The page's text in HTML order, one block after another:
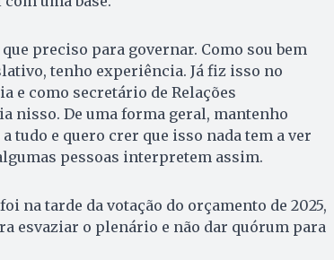
preciso para governar. Como sou bem
tenho experiência. Já fiz isso no
e como secretário de Relações
nisso. De uma forma geral, mantenho
tudo e quero crer que isso nada tem a ver
pessoas interpretem assim.
na tarde da votação do orçamento de 2025,
esvaziar o plenário e não dar quórum para